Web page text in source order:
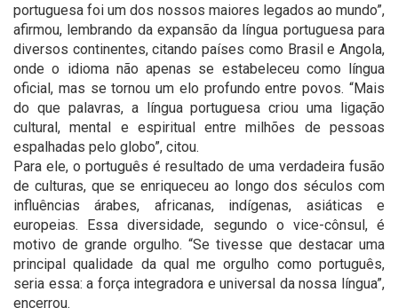
portuguesa foi um dos nossos maiores legados ao mundo”,
afirmou, lembrando da expansão da língua portuguesa para
diversos continentes, citando países como Brasil e Angola,
onde o idioma não apenas se estabeleceu como língua
oficial, mas se tornou um elo profundo entre povos. “Mais
do que palavras, a língua portuguesa criou uma ligação
cultural, mental e espiritual entre milhões de pessoas
espalhadas pelo globo”, citou.
Para ele, o português é resultado de uma verdadeira fusão
de culturas, que se enriqueceu ao longo dos séculos com
influências árabes, africanas, indígenas, asiáticas e
europeias. Essa diversidade, segundo o vice-cônsul, é
motivo de grande orgulho. “Se tivesse que destacar uma
principal qualidade da qual me orgulho como português,
seria essa: a força integradora e universal da nossa língua”,
encerrou.